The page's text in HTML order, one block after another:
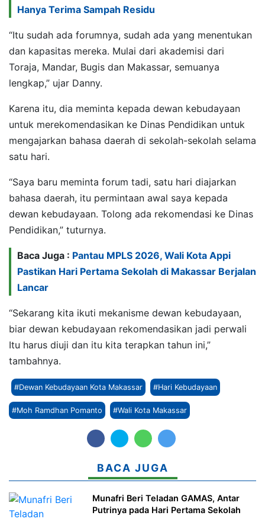
Hanya Terima Sampah Residu
“Itu sudah ada forumnya, sudah ada yang menentukan
dan kapasitas mereka. Mulai dari akademisi dari
Toraja, Mandar, Bugis dan Makassar, semuanya
lengkap,” ujar Danny.
Karena itu, dia meminta kepada dewan kebudayaan
untuk merekomendasikan ke Dinas Pendidikan untuk
mengajarkan bahasa daerah di sekolah-sekolah selama
satu hari.
“Saya baru meminta forum tadi, satu hari diajarkan
bahasa daerah, itu permintaan awal saya kepada
dewan kebudayaan. Tolong ada rekomendasi ke Dinas
Pendidikan,” tuturnya.
Baca Juga : Pantau MPLS 2026, Wali Kota Appi
Pastikan Hari Pertama Sekolah di Makassar Berjalan
Lancar
“Sekarang kita ikuti mekanisme dewan kebudayaan,
biar dewan kebudayaan rekomendasikan jadi perwali
Itu harus diuji dan itu kita terapkan tahun ini,”
tambahnya.
#Dewan Kebudayaan Kota Makassar #Hari Kebudayaan
#Moh Ramdhan Pomanto #Wali Kota Makassar
BACA JUGA
Munafri Beri Teladan GAMAS, Antar
Putrinya pada Hari Pertama Sekolah